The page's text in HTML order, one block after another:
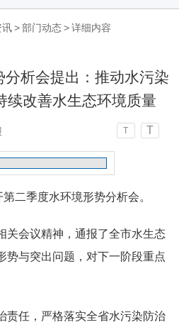
讯 > 部门动态 > 详细内容
析会提出：推动水污染
续改善水生态环境质量
T T
二季度水环境形势分析会。
关会议精神，通报了全市水生态
势与突出问题，对下一阶段重点
责任，严格落实全省水污染防治